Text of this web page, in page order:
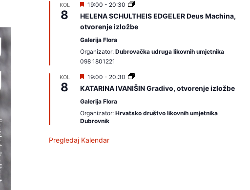
KOL
8
I
z
d
v
j
a
m
19:00 - 20:30
HELENA SCHULTHEIS EDGELER Deus Machina,
otvorenje izložbe
Galerija Flora
Organizator: Dubrovačka udruga likovnih umjetnika
098 1801221
KOL
8
I
z
d
v
j
a
o
19:00 - 20:30
KATARINA IVANIŠIN Gradivo, otvorenje izložbe
Galerija Flora
Organizator: Hrvatsko društvo likovnih umjetnika
Dubrovnik
Pregledaj Kalendar